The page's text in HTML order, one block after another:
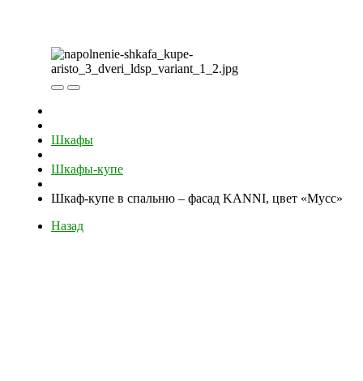
Шкафы
Шкафы-купе
Шкаф-купе в спальню – фасад KANNI, цвет «Мусс»
Назад